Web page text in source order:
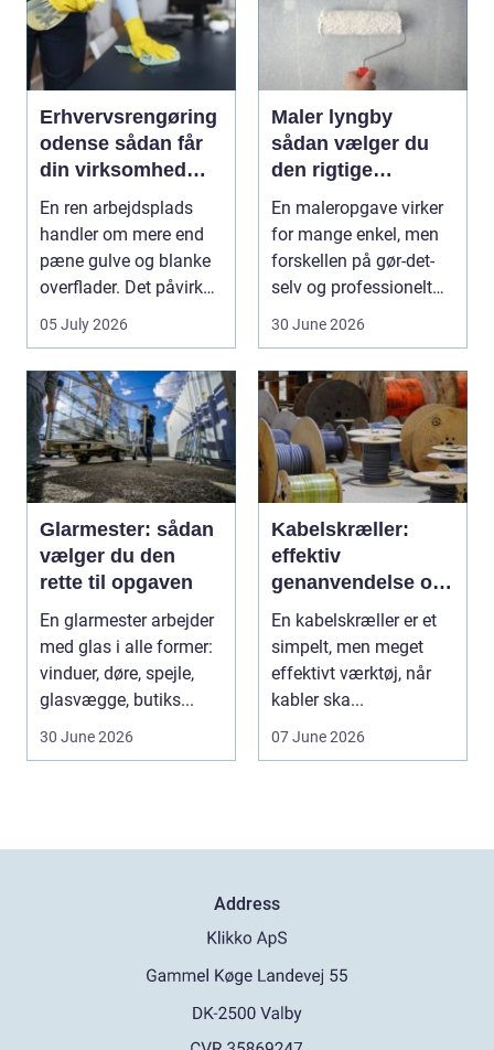
Erhvervsrengøring
odense sådan får
din virksomhed
mest værdi for
pengene
En ren arbejdsplads
handler om mere end
pæne gulve og blanke
overflader. Det påvirker
både arbejdsmi...
05 July 2026
Maler lyngby
sådan vælger du
den rigtige
fagmand
En maleropgave virker
for mange enkel, men
forskellen på gør-det-
selv og professionelt
arbejde er of...
30 June 2026
Glarmester: sådan
vælger du den
rette til opgaven
En glarmester arbejder
med glas i alle former:
vinduer, døre, spejle,
glasvægge, butiks...
30 June 2026
Kabelskræller:
effektiv
genanvendelse og
bedre økonomi i
kabelhåndtering
En kabelskræller er et
simpelt, men meget
effektivt værktøj, når
kabler ska...
07 June 2026
Address